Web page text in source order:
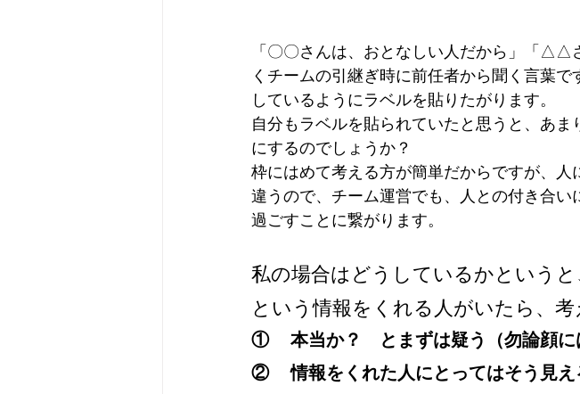
「〇〇さんは、おとなしい人だから」「△△
くチームの引継ぎ時に前任者から聞く言葉
しているようにラベルを貼りたがります。
自分もラベルを貼られていたと思うと、あ
にするのでしょうか？
枠にはめて考える方が簡単だからですが、
違うので、チーム運営でも、人との付き合
過ごすことに繋がります。
私の場合はどうしているかという
という情報をくれる人がいたら、
①    本当か？　とまずは疑う（勿論顔に
②    情報をくれた人にとってはそう見